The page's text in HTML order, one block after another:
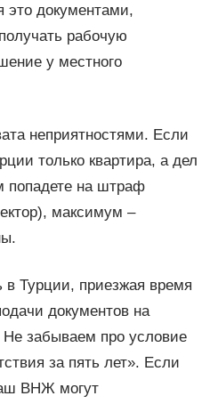
это документами,
рабочую
у местного
неприятностями. Если
только квартира, а дел
попадете на штраф
максимум –
Турции, приезжая время
документов на
Не забываем про условие
за пять лет». Если
ВНЖ могут